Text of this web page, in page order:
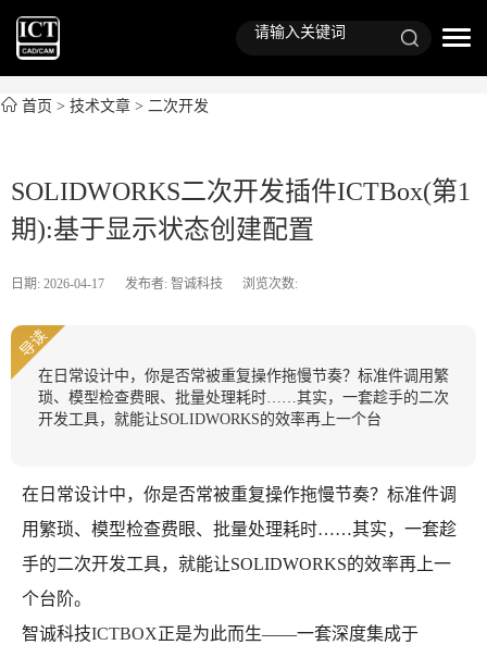
首页 > 技术文章 > 二次开发
SOLIDWORKS二次开发插件ICTBox(第1
期):基于显示状态创建配置
日期: 2026-04-17 发布者: 智诚科技 浏览次数:
导读
在日常设计中，你是否常被重复操作拖慢节奏？标准件调用繁
琐、模型检查费眼、批量处理耗时……其实，一套趁手的二次
开发工具，就能让SOLIDWORKS的效率再上一个台
在日常设计中，你是否常被重复操作拖慢节奏？标准件调
用繁琐、模型检查费眼、批量处理耗时……其实，一套趁
手的二次开发工具，就能让SOLIDWORKS的效率再上一
个台阶。
智诚科技ICTBOX正是为此而生——一套深度集成于